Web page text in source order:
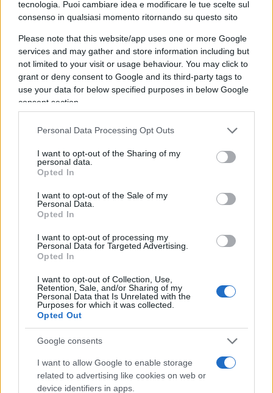
tecnologia. Puoi cambiare idea e modificare le tue scelte sul
consenso in qualsiasi momento ritornando su questo sito
Please note that this website/app uses one or more Google
services and may gather and store information including but
not limited to your visit or usage behaviour. You may click to
grant or deny consent to Google and its third-party tags to
use your data for below specified purposes in below Google
consent section.
Personal Data Processing Opt Outs
I want to opt-out of the Sharing of my
personal data.
Opted In
I want to opt-out of the Sale of my
Personal Data.
Opted In
I want to opt-out of processing my
Personal Data for Targeted Advertising.
Opted In
I want to opt-out of Collection, Use,
Retention, Sale, and/or Sharing of my
Personal Data that Is Unrelated with the
Purposes for which it was collected.
Opted Out
Google consents
I want to allow Google to enable storage
related to advertising like cookies on web or
device identifiers in apps.
o che l’onorevole Meloni abbia detto ‘seguite le
indicazioni di Trump e tornate a casa’. Trump è
colui che ha innescato questa cosa… dobbiamo
essere tutti più netti”. Il leader di Italia Viva,
Matteo Renzi, prende una pausa dall’estenuante
trattativa sul governo e osserva: “Oggi tocca a noi
dire che la democrazia americana è un valore che
è folle (e i primi a dirlo chiaro dovrebbero essere i
suoi fan italiani, ancora troppo reticenti
sull’argomento)”. La vicepresidente del
Salvini e Meloni di “contorsionismi inaccettabili”.
Doppia morale
E via così, in una lunga antologia di cui, per non
solleticare troppo la noia, questa è solo una
piccola parte. Lo schema è sempre quello. Render
buono di qua ciò che accade di là, anche se gli
strati sociali, le tradizioni e le pulsioni sono
nettamente differenti. E sempre osservando
dogma della doppia morale. S’innescò forse il